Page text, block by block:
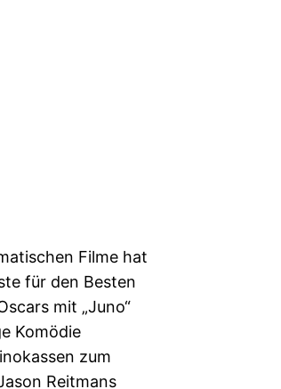
Filme hat
für den Besten
mit „Juno“
Komödie
zum
Reitmans